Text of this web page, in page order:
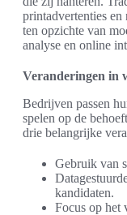
printadvertenties en
ten opzichte van
analyse en online
Veranderingen in
Bedrijven passen
spelen op de
drie belangrijke
Gebruik van
kandidaten.
Focus op het